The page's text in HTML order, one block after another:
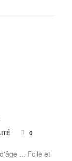
0
... Folle et